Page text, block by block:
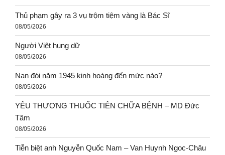
HÃY NHÌN LẠI BẦU TRỜI – Lm. Mark Link, S.J.
08/06/2026
Nghi phạm gây ra vụ cháy thảm khốc ở Spokane
(Washington) bị bắt
08/05/2026
NỮ TU KHIẾM THỊ CHỮA LÀNH NHIỀU NGƯỜI
08/05/2026
Tôi sẽ sử dụng thân xác của mình thế nào để làm vinh
danh Thiên Chúa?- Cha Vương
08/05/2026
Thủ phạm gây ra 3 vụ trộm tiệm vàng là Bác Sĩ